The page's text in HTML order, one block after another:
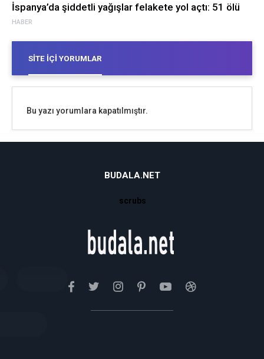
HABER
İspanya’da şiddetli yağışlar felakete yol açtı: 51 ölü
SITE İÇI YORUMLAR
Bu yazı yorumlara kapatılmıştır.
BUDALA.NET
scrubs